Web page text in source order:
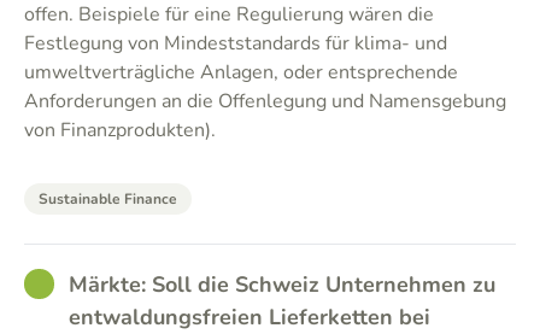
offen. Beispiele für eine Regulierung wären die
Festlegung von Mindeststandards für klima- und
umweltverträgliche Anlagen, oder entsprechende
Anforderungen an die Offenlegung und Namensgebung
von Finanzprodukten).
Sustainable Finance
GOODMärkte: Soll die Schweiz Unternehmen zu
entwaldungsfreien Lieferketten bei